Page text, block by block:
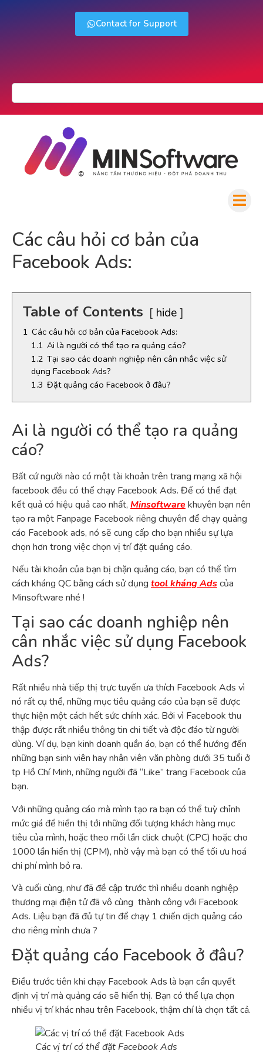
Contact for Support
Các câu hỏi cơ bản của
Facebook Ads:
Table of Contents hide
1 Các câu hỏi cơ bản của Facebook Ads:
1.1 Ai là người có thể tạo ra quảng cáo?
1.2 Tại sao các doanh nghiệp nên cân nhắc việc sử
dụng Facebook Ads?
1.3 Đặt quảng cáo Facebook ở đâu?
Ai là người có thể tạo ra quảng
cáo?
Bất cứ người nào có một tài khoản trên trang mạng xã hội
facebook đều có thể chạy Facebook Ads. Để có thể đạt
kết quả có hiệu quả cao nhất, Minsoftwarekhuyên bạn nên
tạo ra một Fanpage Facebook riêng chuyên để chạy quảng
cáo Facebook ads, nó sẽ cung cấp cho bạn nhiều sự lựa
chọn hơn trong việc chọn vị trí đặt quảng cáo.
Nếu tài khoản của bạn bị chặn quảng cáo, bạn có thể tìm
cách kháng QC bằng cách sử dụng tool kháng Adscủa
Minsoftware nhé !
Tại sao các doanh nghiệp nên
cân nhắc việc sử dụng Facebook
Ads?
Rất nhiều nhà tiếp thị trực tuyến ưa thích Facebook Ads vì
nó rất cụ thể, những mục tiêu quảng cáo của bạn sẽ được
thực hiện một cách hết sức chính xác. Bởi vì Facebook thu
thập được rất nhiều thông tin chi tiết và độc đáo từ người
dùng. Ví dụ, bạn kinh doanh quần áo, bạn có thể hướng đến
những bạn sinh viên hay nhân viên văn phòng dưới 35 tuổi ở
tp Hồ Chí Minh, những người đã “Like” trang Facebook của
bạn.
Với những quảng cáo mà mình tạo ra bạn có thể tuỳ chỉnh
mức giá để hiển thị tới những đối tượng khách hàng mục
tiêu của mình, hoặc theo mỗi lần click chuột (CPC) hoặc cho
1000 lần hiển thị (CPM), nhờ vậy mà bạn có thể tối ưu hoá
chi phí mình bỏ ra.
Và cuối cùng, như đã đề cập trước thì nhiều doanh nghiệp
thương mại điện tử đã vô cùng thành công với Facebook
Ads. Liệu bạn đã đủ tự tin để chạy 1 chiến dịch quảng cáo
cho riêng mình chưa ?
Đặt quảng cáo Facebook ở đâu?
Điều trước tiên khi chạy Facebook Ads là bạn cần quyết
định vị trí mà quảng cáo sẽ hiển thị. Bạn có thể lựa chọn
nhiều vị trí khác nhau trên Facebook, thậm chí là chọn tất cả.
Các vị trí có thể đặt Facebook Ads